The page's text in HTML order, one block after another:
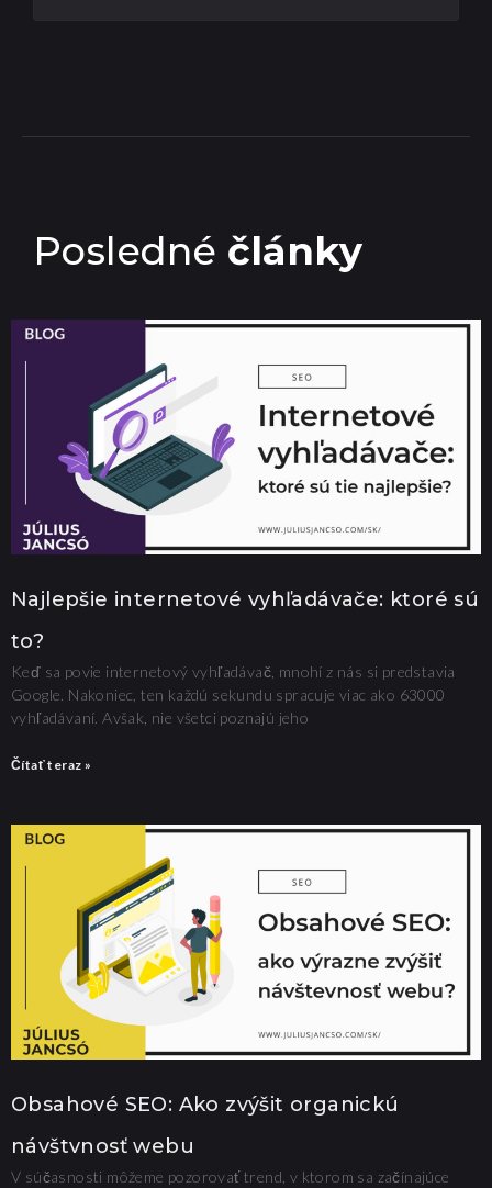
Posledné články
Najlepšie internetové vyhľadávače: ktoré sú
to?
Keď sa povie internetový vyhľadávač, mnohí z nás si predstavia
Google. Nakoniec, ten každú sekundu spracuje viac ako 63000
vyhľadávaní. Avšak, nie všetci poznajú jeho
Čítať teraz »
Obsahové SEO: Ako zvýšit organickú
návštvnosť webu
V súčasnosti môžeme pozorovať trend, v ktorom sa začínajúce